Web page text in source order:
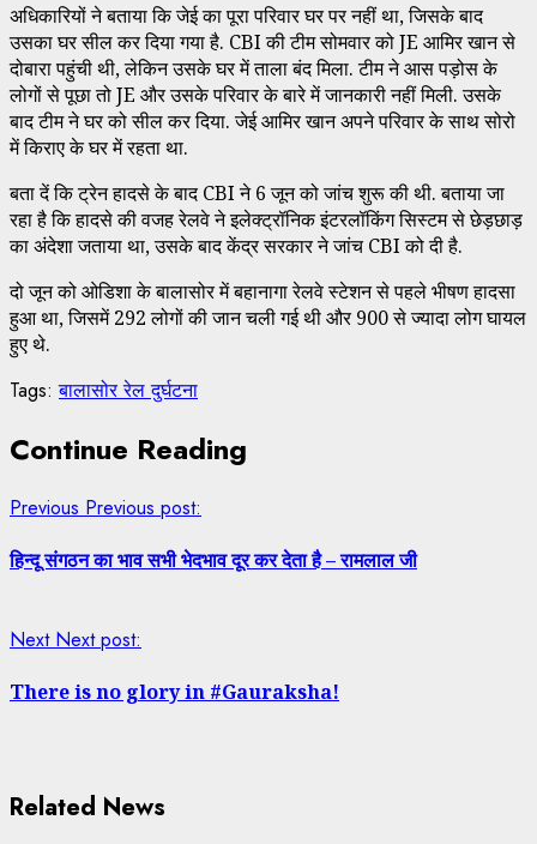
अधिकारियों ने बताया कि जेई का पूरा परिवार घर पर नहीं था, जिसके बाद
उसका घर सील कर दिया गया है. CBI की टीम सोमवार को JE आमिर खान से
दोबारा पहुंची थी, लेकिन उसके घर में ताला बंद मिला. टीम ने आस पड़ोस के
लोगों से पूछा तो JE और उसके परिवार के बारे में जानकारी नहीं मिली. उसके
बाद टीम ने घर को सील कर दिया. जेई आमिर खान अपने परिवार के साथ सोरो
में किराए के घर में रहता था.
बता दें कि ट्रेन हादसे के बाद CBI ने 6 जून को जांच शुरू की थी. बताया जा
रहा है कि हादसे की वजह रेलवे ने इलेक्ट्रॉनिक इंटरलॉकिंग सिस्टम से छेड़छाड़
का अंदेशा जताया था, उसके बाद केंद्र सरकार ने जांच CBI को दी है.
दो जून को ओडिशा के बालासोर में बहानागा रेलवे स्टेशन से पहले भीषण हादसा
हुआ था, जिसमें 292 लोगों की जान चली गई थी और 900 से ज्यादा लोग घायल
हुए थे.
Tags:बालासोर रेल दुर्घटना
Continue Reading
Previous Previous post:
हिन्दू संगठन का भाव सभी भेदभाव दूर कर देता है – रामलाल जी
Next Next post:
There is no glory in #Gauraksha!
Related News